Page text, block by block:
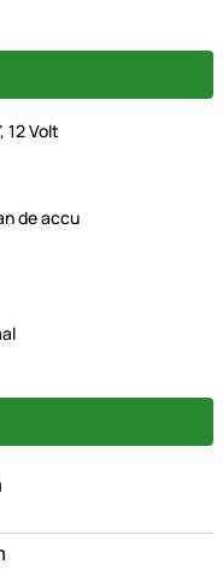
12 Volt
de accu